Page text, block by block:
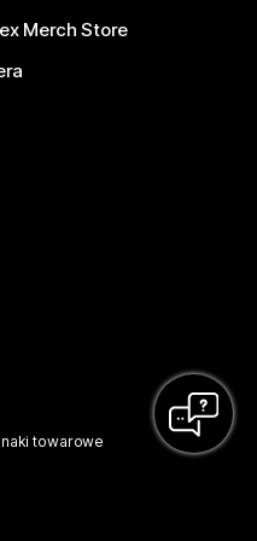
Merch Store
towarowe